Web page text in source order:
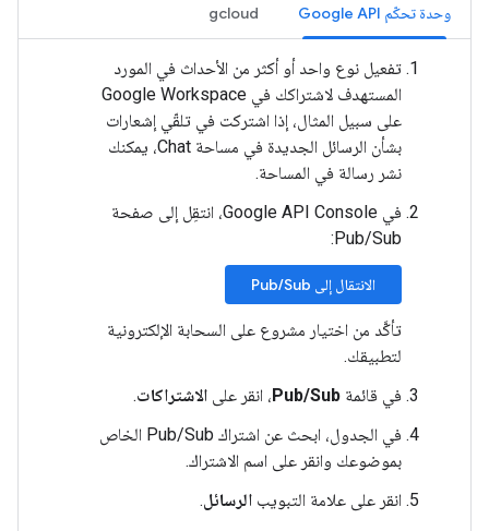
وحدة تحكّم Google API gcloud
تفعيل نوع واحد أو أكثر من الأحداث في المورد
المستهدف لاشتراكك في Google Workspace
على سبيل المثال، إذا اشتركت في تلقّي إشعارات
بشأن الرسائل الجديدة في مساحة Chat، يمكنك
نشر رسالة في المساحة.
في Google API Console، انتقِل إلى صفحة
Pub/Sub:
الانتقال إلى Pub/Sub
تأكَّد من اختيار مشروع على السحابة الإلكترونية
لتطبيقك.
في قائمة Pub/Sub، انقر على الاشتراكات.
في الجدول، ابحث عن اشتراك Pub/Sub الخاص
بموضوعك وانقر على اسم الاشتراك.
انقر على علامة التبويب الرسائل.